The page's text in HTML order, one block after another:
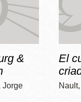
&
Jorge
El